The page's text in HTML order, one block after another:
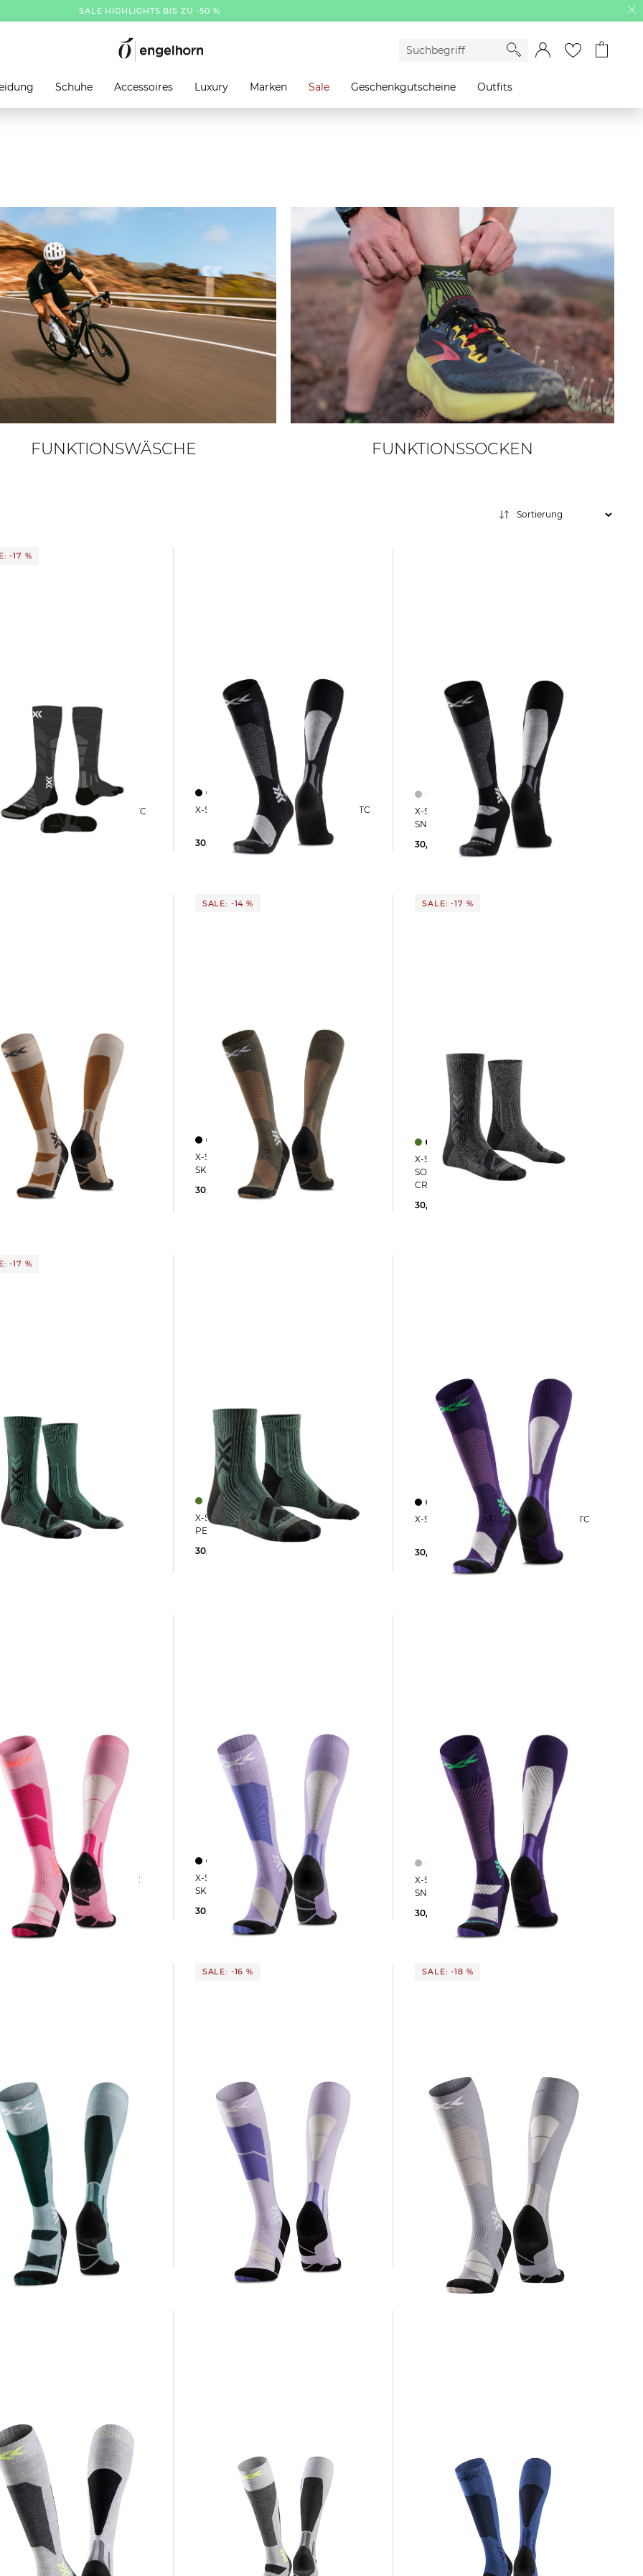
SALE HIGHLIGHTS BIS ZU -50 %
Schuhe Accessoires Luxury Marken Sale Geschenkgutscheine Outfits
FUNKTIONSWÄSCHE FUNKTIONSSOCKEN
-17 %
X-Socks | Skistrümpfe SKI EXPERT OTC X-Socks | Skisocken SKI DISCOVER OTC
30,00 €
X-Socks | Ski- und Snowboardsocken
SNOWBOARD DISCOVER OTC
30,00 €
DISCOVER OTC
SALE: -14 %
X-Socks | Skisocken mit Merinowolle
SKI DISCOVER MERINO OTC
30,00 €
35,00 €
SALE: -17 %
X-Socks | Wandersocken mit Wolle X-
SOCKS® HIKE PERFORM MERINO
CREW
30,00 €
-17 %
Wolle X-
HIKE PERFORM MERINO
X-Socks | Wandersocken HIKE
PERFORM MERINO ANKLE
30,00 €
X-Socks | Skisocken SKI DISCOVER OTC
30,00 €
X-Socks | Skistrümpfe PERFORM OTC
34,95 €
X-Socks | Skisocken mit Merinowolle
SKI DISCOVER MERINO OTC
30,00 €
34,95 €
X-Socks | Ski- und Snowboardsocken
SNOWBOARD DISCOVER OTC
30,00 €
DISCOVER OTC
SALE: -16 %
SKI PERFORM MERINO OTC
44,95 €
SALE: -18 %
SKI PERFORM MERINO OTC
44,95 €